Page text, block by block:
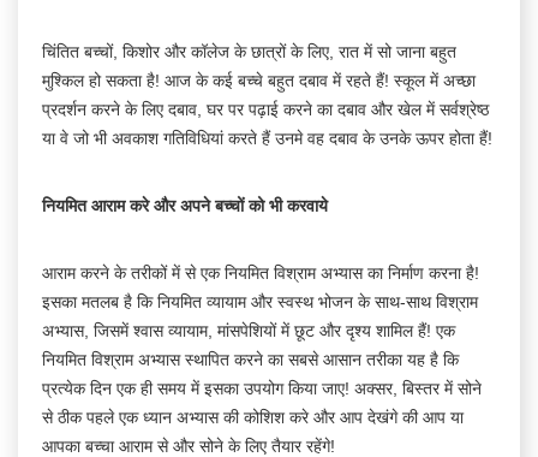
चिंतित बच्चों, किशोर और कॉलेज के छात्रों के लिए, रात में सो जाना बहुत
मुश्किल हो सकता है! आज के कई बच्चे बहुत दबाव में रहते हैं! स्कूल में अच्छा
प्रदर्शन करने के लिए दबाव, घर पर पढ़ाई करने का दबाव और खेल में सर्वश्रेष्ठ
या वे जो भी अवकाश गतिविधियां करते हैं उनमे वह दबाव के उनके ऊपर होता हैं!
नियमित आराम करे और अपने बच्चों को भी करवाये
आराम करने के तरीकों में से एक नियमित विश्राम अभ्यास का निर्माण करना है!
इसका मतलब है कि नियमित व्यायाम और स्वस्थ भोजन के साथ-साथ विश्राम
अभ्यास, जिसमें श्वास व्यायाम, मांसपेशियों में छूट और दृश्य शामिल हैं! एक
नियमित विश्राम अभ्यास स्थापित करने का सबसे आसान तरीका यह है कि
प्रत्येक दिन एक ही समय में इसका उपयोग किया जाए! अक्सर, बिस्तर में सोने
से ठीक पहले एक ध्यान अभ्यास की कोशिश करे और आप देखंगे की आप या
आपका बच्चा आराम से और सोने के लिए तैयार रहेंगे!